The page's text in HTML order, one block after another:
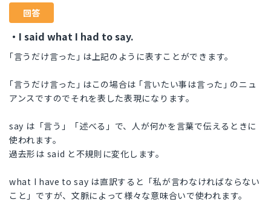
回答
・I said what I had to say.
｢言うだけ言った｣ は上記のように表すことができます。
｢言うだけ言った｣ はこの場合は ｢言いたい事は言った｣ のニュ
アンスですのでそれを表した表現になります。
say は「言う」「述べる」で、人が何かを言葉で伝えるときに
使われます。
過去形は said と不規則に変化します。
what I have to say は直訳すると「私が言わなければならない
こと」ですが、文脈によって様々な意味合いで使われます。